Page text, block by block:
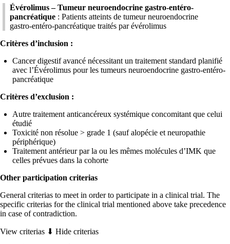
Évérolimus – Tumeur neuroendocrine gastro-entéro-
pancréatique : Patients atteints de tumeur neuroendocrine
gastro-entéro-pancréatique traités par évérolimus
Critères d’inclusion :
Cancer digestif avancé nécessitant un traitement standard planifié
avec l’Évérolimus pour les tumeurs neuroendocrine gastro-entéro-
pancréatique
Critères d’exclusion :
Autre traitement anticancéreux systémique concomitant que celui
étudié
Toxicité non résolue > grade 1 (sauf alopécie et neuropathie
périphérique)
Traitement antérieur par la ou les mêmes molécules d’IMK que
celles prévues dans la cohorte
Other participation criterias
General criterias to meet in order to participate in a clinical trial. The
specific criterias for the clinical trial mentioned above take precedence
in case of contradiction.
View criterias ⬇ Hide criterias